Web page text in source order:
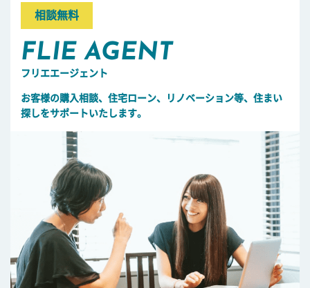
相談無料
FLIE AGENT
フリエエージェント
お客様の購入相談、住宅ローン、リノベーション等、住まい
探しをサポートいたします。